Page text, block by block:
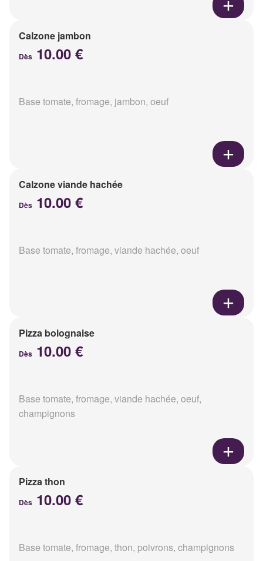
Calzone jambon
Dès 10.00 €
Base tomate, fromage, jambon, oeuf
Calzone viande hachée
Dès 10.00 €
Base tomate, fromage, viande hachée, oeuf
Pizza bolognaise
Dès 10.00 €
Base tomate, fromage, viande hachée, oeuf,
champignons
Pizza thon
Dès 10.00 €
Base tomate, fromage, thon, poivrons, champignons